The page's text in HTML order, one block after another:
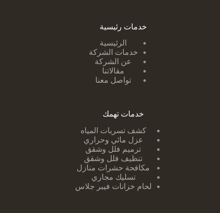
خدمات رئيسية
الرئيسية
خدمات الشركة
عن الشركة
مقالاتنا
تواصل معنا
خدمات تهمك
كشف تسربات ا لمياه
عزل مائي وحراري
ترميم فلل وشقق
تنظيف فلل وشقق
مكافحة حشرات منازل
تسليك مجاري
لحام خزانات فيبر جلاس